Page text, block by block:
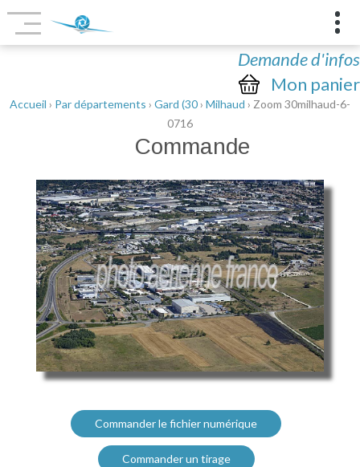
Demande d'infos
Mon panier
Accueil › Par départements › Gard (30› Milhaud › Zoom 30milhaud-6-
0716
Commande
Commander le fichier numérique
Commander un tirage